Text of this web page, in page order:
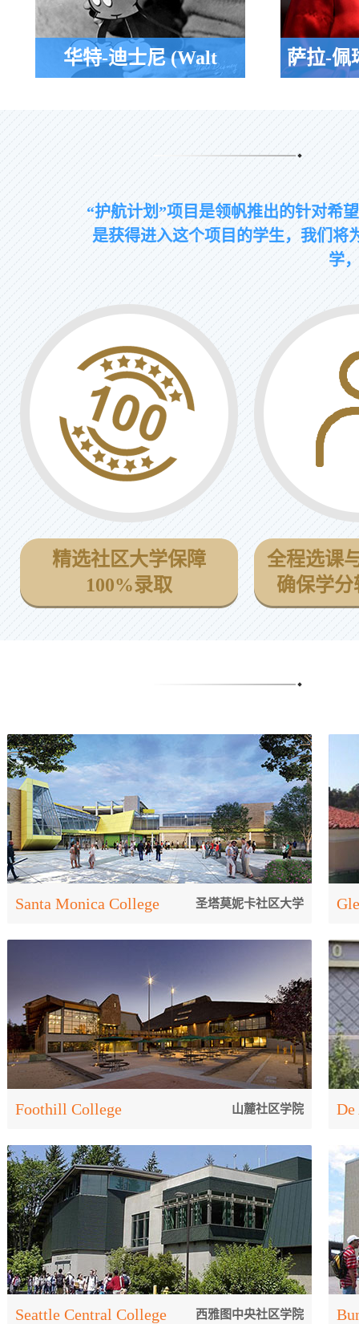
华特-迪士尼 (Walt
Metropolitan Junior College
萨拉-佩
统候选人
“护航计划”项目是领帆推出的针对希
是获得进入这个项目的学生，我们将
学
精选社区大学保障
100%录取
全程选课
确保学
Santa Monica College 圣塔莫妮卡社区大学
)建校于1929 年，是获得西部学校及大学联盟
(Western Association of Schools and Colleges) 区域
认证的加州公立学...
[了解更多]
Foothill College 山麓社区学院
山麓社区学院
[了解更多]
De
Seattle Central College 西雅图中央社区学院